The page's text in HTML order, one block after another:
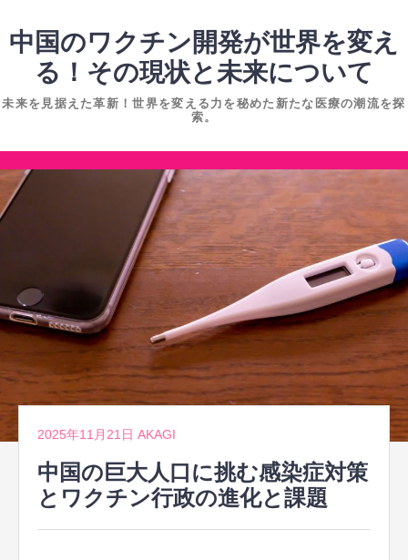
ン
ツ
キ
ッ
中国のワクチン開発が世界を変え
る！その現状と未来について
未来を見据えた革新！世界を変える力を秘めた新たな医療の潮流を探
索。
コ
ン
へ
ス
ッ
2025年11月21日 AKAGI
中国の巨大人口に挑む感染症対策
とワクチン行政の進化と課題